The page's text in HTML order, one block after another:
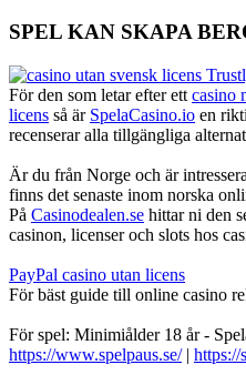
SPEL KAN SKAPA
För den som letar efter ett casino
licens så är SpelaCasino.io en
recenserar alla tillgängliga
Är du från Norge och är
finns det senaste inom norska
På Casinodealen.se hittar ni den
casinon, licenser och slots hos
PayPal casino utan licens
För bäst guide till online casino
För spel: Minimiålder 18 år -
https://www.spelpaus.se/| https://